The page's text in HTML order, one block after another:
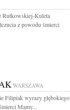
Rutkowskiej-Kuleta
z powodu śmierci
WARSZAWA
Filipiak wyrazy głębokiego
Mamy...